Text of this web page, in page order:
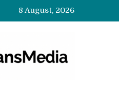
8 August, 2026